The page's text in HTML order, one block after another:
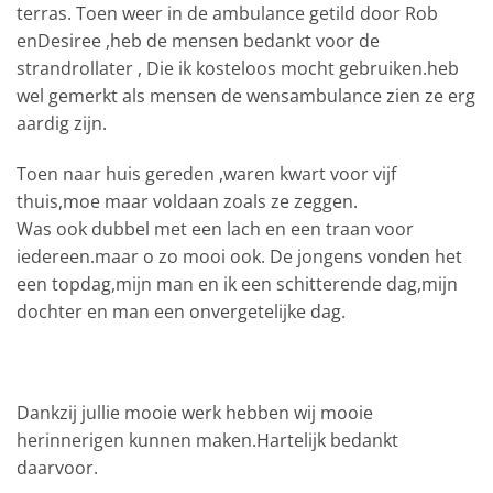
terras. Toen weer in de ambulance getild door Rob
enDesiree ,heb de mensen bedankt voor de
strandrollater , Die ik kosteloos mocht gebruiken.heb
wel gemerkt als mensen de wensambulance zien ze erg
aardig zijn.
Toen naar huis gereden ,waren kwart voor vijf
thuis,moe maar voldaan zoals ze zeggen.
Was ook dubbel met een lach en een traan voor
iedereen.maar o zo mooi ook. De jongens vonden het
een topdag,mijn man en ik een schitterende dag,mijn
dochter en man een onvergetelijke dag.
Dankzij jullie mooie werk hebben wij mooie
herinnerigen kunnen maken.Hartelijk bedankt
daarvoor.